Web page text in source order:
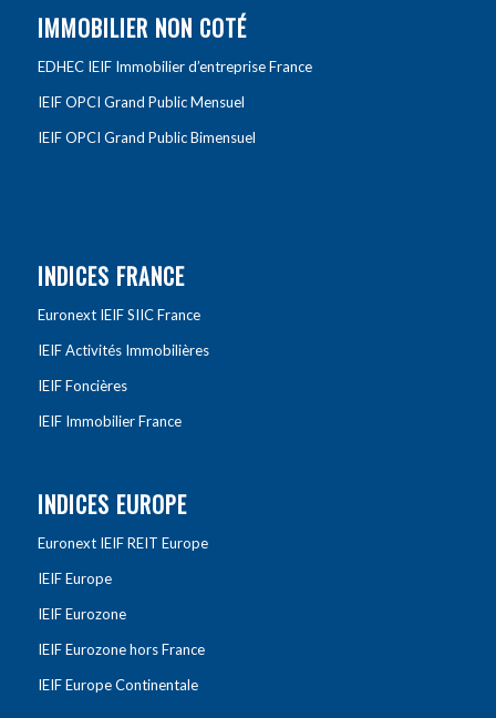
IMMOBILIER NON COTÉ
EDHEC IEIF Immobilier d’entreprise France
IEIF OPCI Grand Public Mensuel
IEIF OPCI Grand Public Bimensuel
INDICES FRANCE
Euronext IEIF SIIC France
IEIF Activités Immobilières
IEIF Foncières
IEIF Immobilier France
INDICES EUROPE
Euronext IEIF REIT Europe
IEIF Europe
IEIF Eurozone
IEIF Eurozone hors France
IEIF Europe Continentale